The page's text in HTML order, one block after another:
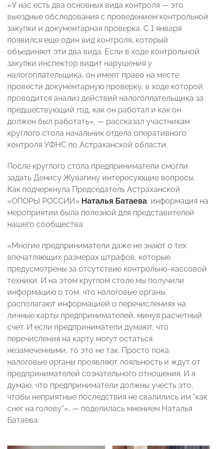
«У нас есть два основных вида контроля — это
выездные обследования с проведением контрольной
закупки и документарная проверка. С 1 января
появился еще один вид контроля, который
объединяет эти два вида. Если в ходе контрольной
закупки инспектор видит нарушения у
налогоплательщика, он имеет право на месте
провести документарную проверку, в ходе которой
проводится анализ действий налогоплательщика за
предшествующий год, как он работал и как он
должен был работать», — рассказал участникам
круглого стола начальник отдела оперативного
контроля УФНС по Астраханской области.
После круглого стола предприниматели смогли
задать Денису Жувагину интересующие вопросы.
Как подчеркнула Председатель Астраханской
«ОПОРЫ РОССИИ» Наталья Батаева, информация на
мероприятии была полезной для представителей
нашего сообщества.
«Многие предприниматели даже не знают о тех
впечатляющих размерах штрафов, которые
предусмотрены за отсутствие контрольно-кассовой
техники. И на этом круглом столе мы получили
информацию о том, что налоговые органы
располагают информацией о перечислениях на
личные карты предпринимателей, минуя расчетный
счет. И если предприниматели думают, что
перечисления на карту могут остаться
незамеченными, то это не так. Просто пока
налоговые органы проявляют лояльность и ждут от
предпринимателей сознательного отношения. И я
думаю, что предприниматели должны учесть это,
чтобы неприятные последствия не свалились им “как
снег на голову”», — поделилась мнением Наталья
Батаева.